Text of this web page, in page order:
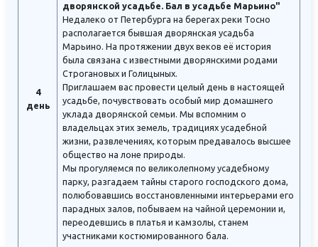
4
день
дворянской усадьбе. Бал в усадьбе Марьино"
Недалеко от Петербурга на берегах реки Тосно
располагается бывшая дворянская усадьба
Марьино. На протяжении двух веков её история
была связана с известными дворянскими родами
Строгановых и Голицыных.
Приглашаем вас провести целый день в настоящей
усадьбе, почувствовать особый мир домашнего
уклада дворянской семьи. Мы вспомним о
владельцах этих земель, традициях усадебной
жизни, развлечениях, которым предавалось высшее
общество на лоне природы.
Мы прогуляемся по великолепному усадебному
парку, разгадаем тайны старого господского дома,
полюбовавшись восстановленными интерьерами его
парадных залов, побываем на чайной церемонии и,
переодевшись в платья и камзолы, станем
участниками костюмированного бала.